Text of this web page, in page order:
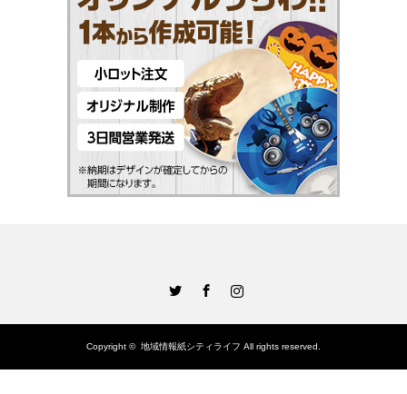
Copyright © 地域情報紙シティライフ All rights reserved.